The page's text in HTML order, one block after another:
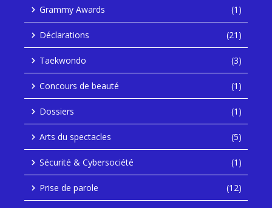
Grammy Awards (1)
Déclarations (21)
Taekwondo (3)
Concours de beauté (1)
Dossiers (1)
Arts du spectacles (5)
Sécurité & Cybersociété (1)
Prise de parole (12)